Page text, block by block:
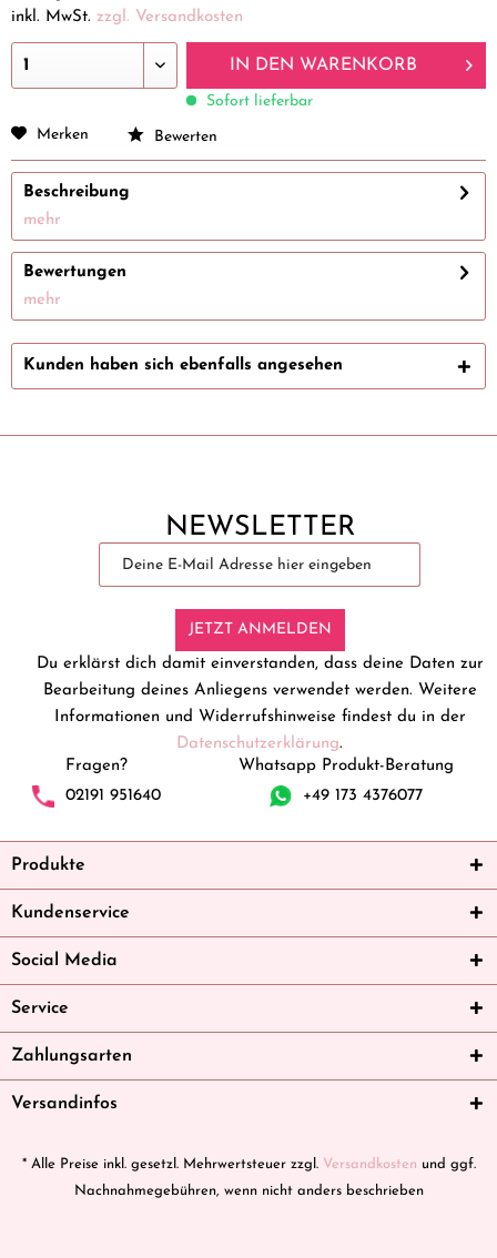
inkl. MwSt. zzgl. Versandkosten
IN DEN WARENKORB
Sofort lieferbar
Merken
Bewerten
Beschreibung
mehr
Bewertungen
mehr
Kunden haben sich ebenfalls angesehen
NEWSLETTER
JETZT ANMELDEN
Du erklärst dich damit einverstanden, dass deine Daten zur
Bearbeitung deines Anliegens verwendet werden. Weitere
Informationen und Widerrufshinweise findest du in der
Datenschutzerklärung.
Fragen?
02191 951640
Whatsapp Produkt-Beratung
+49 173 4376077
Produkte
Kundenservice
Social Media
Service
Zahlungsarten
Versandinfos
* Alle Preise inkl. gesetzl. Mehrwertsteuer zzgl. Versandkosten und ggf.
Nachnahmegebühren, wenn nicht anders beschrieben